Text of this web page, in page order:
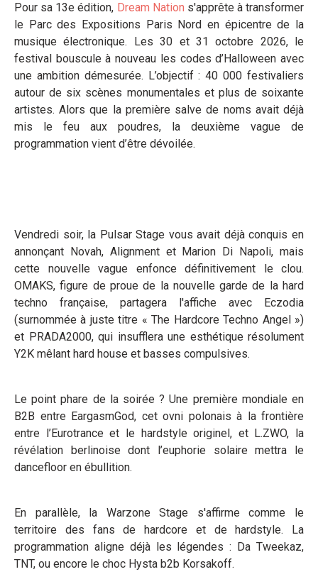
Pour sa 13e édition, Dream Nation s'apprête à transformer
le Parc des Expositions Paris Nord en épicentre de la
musique électronique. Les 30 et 31 octobre 2026, le
festival bouscule à nouveau les codes d’Halloween avec
une ambition démesurée. L’objectif : 40 000 festivaliers
autour de six scènes monumentales et plus de soixante
artistes. Alors que la première salve de noms avait déjà
mis le feu aux poudres, la deuxième vague de
programmation vient d’être dévoilée.
Vendredi soir, la Pulsar Stage vous avait déjà conquis en
annonçant Novah, Alignment et Marion Di Napoli, mais
cette nouvelle vague enfonce définitivement le clou.
OMAKS, figure de proue de la nouvelle garde de la hard
techno française, partagera l'affiche avec Eczodia
(surnommée à juste titre « The Hardcore Techno Angel »)
et PRADA2000, qui insufflera une esthétique résolument
Y2K mêlant hard house et basses compulsives.
Le point phare de la soirée ? Une première mondiale en
B2B entre EargasmGod, cet ovni polonais à la frontière
entre l’Eurotrance et le hardstyle originel, et L.ZWO, la
révélation berlinoise dont l’euphorie solaire mettra le
dancefloor en ébullition.
En parallèle, la Warzone Stage s'affirme comme le
territoire des fans de hardcore et de hardstyle. La
programmation aligne déjà les légendes : Da Tweekaz,
TNT, ou encore le choc Hysta b2b Korsakoff.